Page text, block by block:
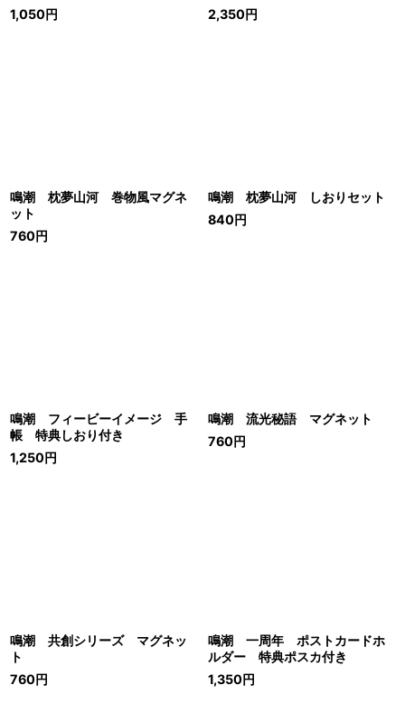
1,050円
2,350円
鳴潮 枕夢山河 巻物風マグネ
ット
760円
鳴潮 枕夢山河 しおりセット
840円
鳴潮 フィービーイメージ 手
帳 特典しおり付き
1,250円
鳴潮 流光秘語 マグネット
760円
鳴潮 共創シリーズ マグネッ
ト
760円
鳴潮 一周年 ポストカードホ
ルダー 特典ポスカ付き
1,350円